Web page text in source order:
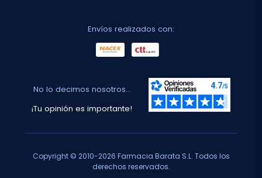
Envíos realizados con:
No lo decimos nosotros...
¡Tu opinión es importante!
Copyright © 2010-2026 Farmacia Barata S.L. Todos los
derechos reservados.